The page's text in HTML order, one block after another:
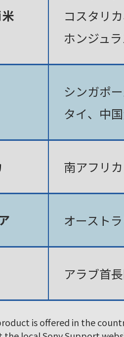
コスタリ
ホンジュ
シンガポ
タイ、中
南アフリカ
オースト
アラブ首
is offered in the